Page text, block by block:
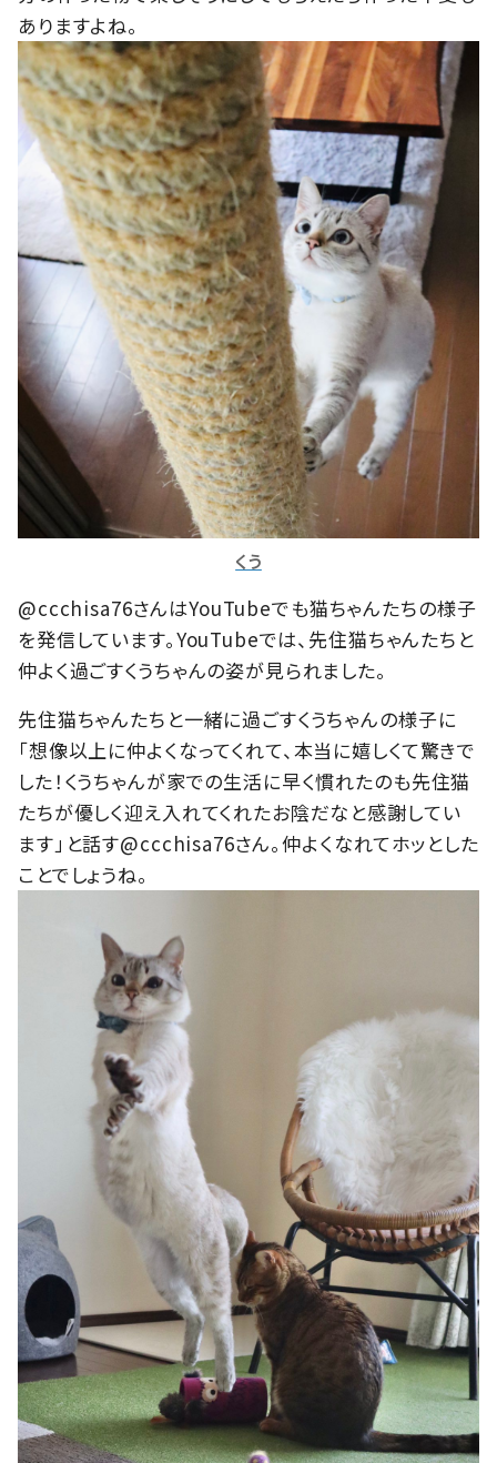
ありますよね。
くう
@ccchisa76さんはYouTubeでも猫ちゃんたちの様子
を発信しています。YouTubeでは、先住猫ちゃんたちと
仲よく過ごすくうちゃんの姿が見られました。
先住猫ちゃんたちと一緒に過ごすくうちゃんの様子に
「想像以上に仲よくなってくれて、本当に嬉しくて驚きで
した！くうちゃんが家での生活に早く慣れたのも先住猫
たちが優しく迎え入れてくれたお陰だなと感謝してい
ます」と話す@ccchisa76さん。仲よくなれてホッとした
ことでしょうね。